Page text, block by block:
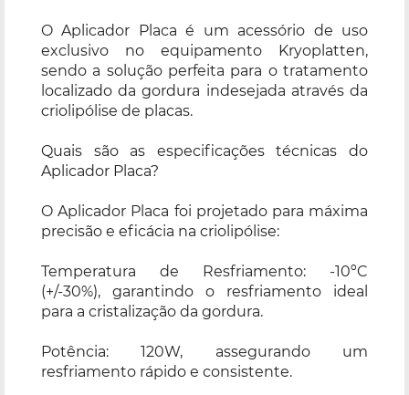
O Aplicador Placa é um acessório de uso
exclusivo no equipamento Kryoplatten,
sendo a solução perfeita para o tratamento
localizado da gordura indesejada através da
criolipólise de placas.
Quais são as especificações técnicas do
Aplicador Placa?
O Aplicador Placa foi projetado para máxima
precisão e eficácia na criolipólise:
Temperatura de Resfriamento: -10ºC
(+/-30%), garantindo o resfriamento ideal
para a cristalização da gordura.
Potência: 120W, assegurando um
resfriamento rápido e consistente.